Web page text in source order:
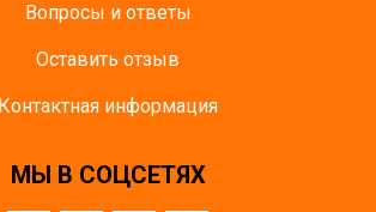
Вопросы и ответы
Оставить отзыв
Контактная информация
МЫ В СОЦСЕТЯХ